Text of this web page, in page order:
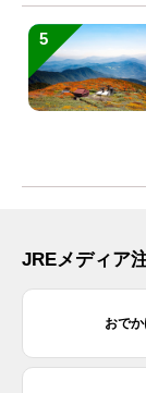
5
JREメディア
おで